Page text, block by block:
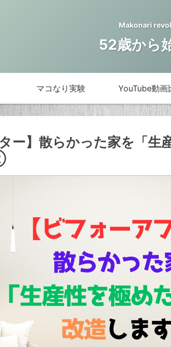
Makonari
52歳から
マコなり実験 YouTube動画
ー】散らかった家を「生